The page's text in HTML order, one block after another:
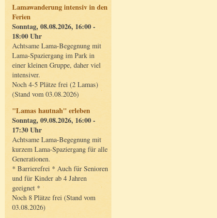
Lamawanderung intensiv in den
Ferien
Sonntag, 08.08.2026, 16:00 -
18:00 Uhr
Achtsame Lama-Begegnung mit
Lama-Spaziergang im Park in
einer kleinen Gruppe, daher viel
intensiver.
Noch 4-5 Plätze frei (2 Lamas)
(Stand vom 03.08.2026)
"Lamas hautnah" erleben
Sonntag, 09.08.2026, 16:00 -
17:30 Uhr
Achtsame Lama-Begegnung mit
kurzem Lama-Spaziergang für alle
Generationen.
* Barrierefrei * Auch für Senioren
und für Kinder ab 4 Jahren
geeignet *
Noch 8 Plätze frei (Stand vom
03.08.2026)